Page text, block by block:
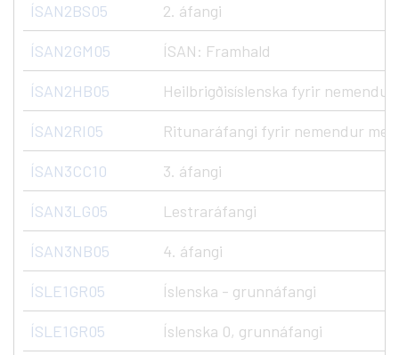
ÍSAN2BS05 2. áfangi
ÍSAN2GM05 ÍSAN: Framhald
ÍSAN2HB05 Heilbrigðisíslenska fyrir nemendur
ÍSAN2RI05 Ritunaráfangi fyrir nemendur
ÍSAN3CC10 3. áfangi
ÍSAN3LG05 Lestraráfangi
ÍSAN3NB05 4. áfangi
ÍSLE1GR05 Íslenska - grunnáfangi
ÍSLE1GR05 Íslenska 0, grunnáfangi